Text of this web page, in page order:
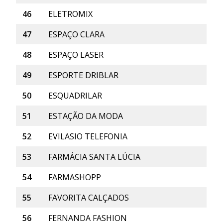
46
ELETROMIX
47
ESPAÇO CLARA
48
ESPAÇO LASER
49
ESPORTE DRIBLAR
50
ESQUADRILAR
51
ESTAÇÃO DA MODA
52
EVILASIO TELEFONIA
53
FARMÁCIA SANTA LÚCIA
54
FARMASHOPP
55
FAVORITA CALÇADOS
56
FERNANDA FASHION